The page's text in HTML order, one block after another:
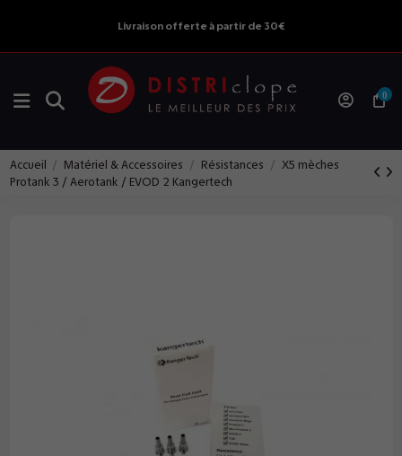
Livraison offerte à partir de 30€
0
Accueil Matériel & Accessoires Résistances
X5 mèches
Protank 3 / Aerotank / EVOD 2 Kangertech